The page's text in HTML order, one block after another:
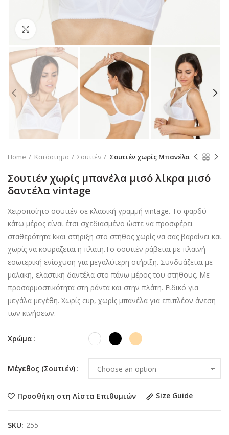
Click to enlarge
Home Κατάστημα Σουτιέν Σουτιέν χωρίς Μπανέλα
Σουτιέν χωρίς μπανέλα μισό λίκρα μισό
δαντέλα vintage
Χειροποίητο σουτιέν σε κλασική γραμμή vintage. Το φαρδύ
κάτω μέρος είναι έτσι σχεδιασμένο ώστε να προσφέρει
σταθερότητα kκαι στήριξη στο στήθος χωρίς να σας βαραίνει και
χωρίς να κουράζεται η πλάτη.Το σουτιέν ράβεται με πλαϊνή
εσωτερική ενίσχυση για μεγαλύτερη στήριξη. Συνδυάζεται με
μαλακή, ελαστική δαντέλα στο πάνω μέρος του στήθους. Με
προσαρμοστικότητα στη ράντα και στην πλάτη. Ειδικό για
μεγάλα μεγέθη. Χωρίς cup, χωρίς μπανέλα για επιπλέον άνεση
των κινήσεων.
Χρώμα
Μέγεθος (Σουτιέν)
Προσθήκη στη Λίστα Επιθυμιών Size Guide
SKU: 255